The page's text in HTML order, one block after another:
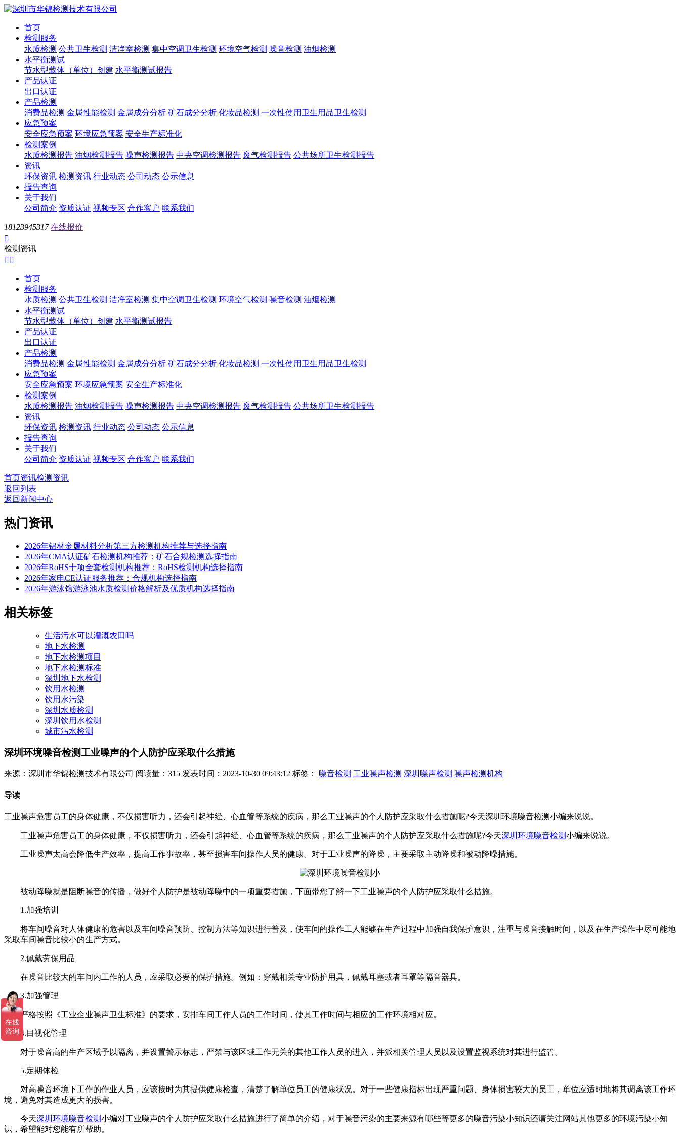
首页
检测服务
水质检测 公共卫生检测 洁净室检测 集中空调卫生检测 环境空气检测 噪音检测 油烟检测
水平衡测试
节水型载体（单位）创建 水平衡测试报告
产品认证
出口认证
产品检测
消费品检测 金属性能检测 金属成分分析 矿石成分分析 化妆品检测 一次性使用卫生用品卫生检测
应急预案
安全应急预案 环境应急预案 安全生产标准化
检测案例
水质检测报告 油烟检测报告 噪声检测报告 中央空调检测报告 废气检测报告 公共场所卫生检测报告
资讯
环保资讯 检测资讯 行业动态 公司动态 公示信息
报告查询
关于我们
公司简介 资质认证 视频专区 合作客户 联系我们
18123945317 在线报价

检测资讯
 
首页
检测服务
水质检测 公共卫生检测 洁净室检测 集中空调卫生检测 环境空气检测 噪音检测 油烟检测
水平衡测试
节水型载体（单位）创建 水平衡测试报告
产品认证
出口认证
产品检测
消费品检测 金属性能检测 金属成分分析 矿石成分分析 化妆品检测 一次性使用卫生用品卫生检测
应急预案
安全应急预案 环境应急预案 安全生产标准化
检测案例
水质检测报告 油烟检测报告 噪声检测报告 中央空调检测报告 废气检测报告 公共场所卫生检测报告
资讯
环保资讯 检测资讯 行业动态 公司动态 公示信息
报告查询
关于我们
公司简介 资质认证 视频专区 合作客户 联系我们
首页资讯检测资讯
返回列表
返回新闻中心
热门资讯
2026年铝材金属材料分析第三方检测机构推荐与选择指南
2026年CMA认证矿石检测机构推荐：矿石合规检测选择指南
2026年RoHS十项全套检测机构推荐：RoHS检测机构选择指南
2026年家电CE认证服务推荐：合规机构选择指南
2026年游泳馆游泳池水质检测价格解析及优质机构选择指南
相关标签
生活污水可以灌溉农田吗
地下水检测
地下水检测项目
地下水检测标准
深圳地下水检测
饮用水检测
饮用水污染
深圳水质检测
深圳饮用水检测
城市污水检测
深圳环境噪音检测工业噪声的个人防护应采取什么措施
来源：深圳市华锦检测技术有限公司 阅读量：315 发表时间：2023-10-30 09:43:12 标签： 噪音检测 工业噪声检测 深圳噪声检测 噪声检测机构
导读
工业噪声危害员工的身体健康，不仅损害听力，还会引起神经、心血管等系统的疾病，那么工业噪声的个人防护应采取什么措施呢?今天深圳环境噪音检测小编来说说。
工业噪声危害员工的身体健康，不仅损害听力，还会引起神经、心血管等系统的疾病，那么工业噪声的个人防护应采取什么措施呢?今天深圳环境噪音检测小编来说说。
工业噪声太高会降低生产效率，提高工作事故率，甚至损害车间操作人员的健康。对于工业噪声的降噪，主要采取主动降噪和被动降噪措施。
被动降噪就是阻断噪音的传播，做好个人防护是被动降噪中的一项重要措施，下面带您了解一下工业噪声的个人防护应采取什么措施。
1.加强培训
将车间噪音对人体健康的危害以及车间噪音预防、控制方法等知识进行普及，使车间的操作工人能够在生产过程中加强自我保护意识，注重与噪音接触时间，以及在生产操作中尽可能地
采取车间噪音比较小的生产方式。
2.佩戴劳保用品
在噪音比较大的车间内工作的人员，应采取必要的保护措施。例如：穿戴相关专业防护用具，佩戴耳塞或者耳罩等隔音器具。
3.加强管理
严格按照《工业企业噪声卫生标准》的要求，安排车间工作人员的工作时间，使其工作时间与相应的工作环境相对应。
4.目视化管理
对于噪音高的生产区域予以隔离，并设置警示标志，严禁与该区域工作无关的其他工作人员的进入，并派相关管理人员以及设置监视系统对其进行监管。
5.定期体检
对高噪音环境下工作的作业人员，应该按时为其提供健康检查，清楚了解单位员工的健康状况。对于一些健康指标出现严重问题、身体损害较大的员工，单位应适时地将其调离该工作环
境，避免对其造成更大的损害。
今天深圳环境噪音检测小编对工业噪声的个人防护应采取什么措施进行了简单的介绍，对于噪音污染的主要来源有哪些等更多的噪音污染小知识还请关注网站其他更多的环境污染小知
识，希望能对您能有所帮助。